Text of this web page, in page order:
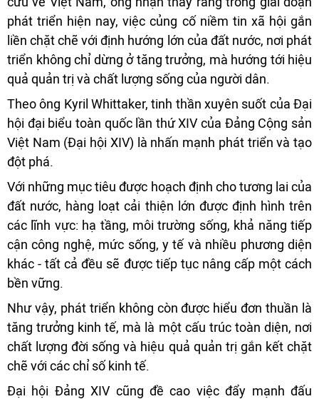
phát triển hiện nay, việc củng cố niềm tin xã hội gắn
liền chặt chẽ với định hướng lớn của đất nước, nơi phát
triển không chỉ dừng ở tăng trưởng, mà hướng tới hiệu
quả quản trị và chất lượng sống của người dân.
Theo ông Kyril Whittaker, tinh thần xuyên suốt của Đại
hội đại biểu toàn quốc lần thứ XIV của Đảng Cộng sản
Việt Nam (Đại hội XIV) là nhấn mạnh phát triển và tạo
đột phá.
Với những mục tiêu được hoạch định cho tương lai của
đất nước, hàng loạt cải thiện lớn được định hình trên
các lĩnh vực: hạ tầng, môi trường sống, khả năng tiếp
cận công nghệ, mức sống, y tế và nhiều phương diện
khác - tất cả đều sẽ được tiếp tục nâng cấp một cách
bền vững.
Như vậy, phát triển không còn được hiểu đơn thuần là
tăng trưởng kinh tế, mà là một cấu trúc toàn diện, nơi
chất lượng đời sống và hiệu quả quản trị gắn kết chặt
chẽ với các chỉ số kinh tế.
Đại hội Đảng XIV cũng đề cao việc đẩy mạnh đấu